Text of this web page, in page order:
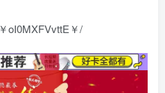
oI0MXFVvttE￥/